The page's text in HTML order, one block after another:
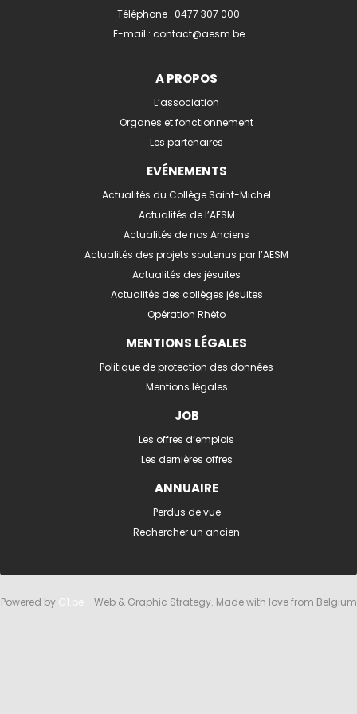
Téléphone : 0477 307 000
E-mail : contact@aesm.be
A PROPOS
L’association
Organes et fonctionnement
Les partenaires
EVÉNEMENTS
Actualités du Collège Saint-Michel
Actualités de l’AESM
Actualités de nos Anciens
Actualités des projets soutenus par l’AESM
Actualités des jésuites
Actualités des collèges jésuites
Opération Rhéto
MENTIONS LÉGALES
Politique de protection des données
Mentions légales
JOB
Les offres d’emplois
Les dernières offres
ANNUAIRE
Perdus de vue
Rechercher un ancien
Powered by G1.be- Web & Graphic Strategy. Made with love from Belgium